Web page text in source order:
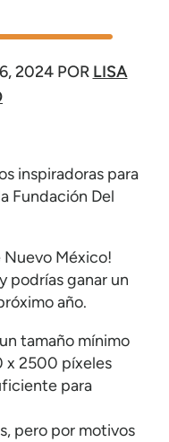
2024POR LISA
inspiradoras para
Fundación Del
Nuevo México!
podrías ganar un
año.
tamaño mínimo
x 2500 píxeles
para
pero por motivos